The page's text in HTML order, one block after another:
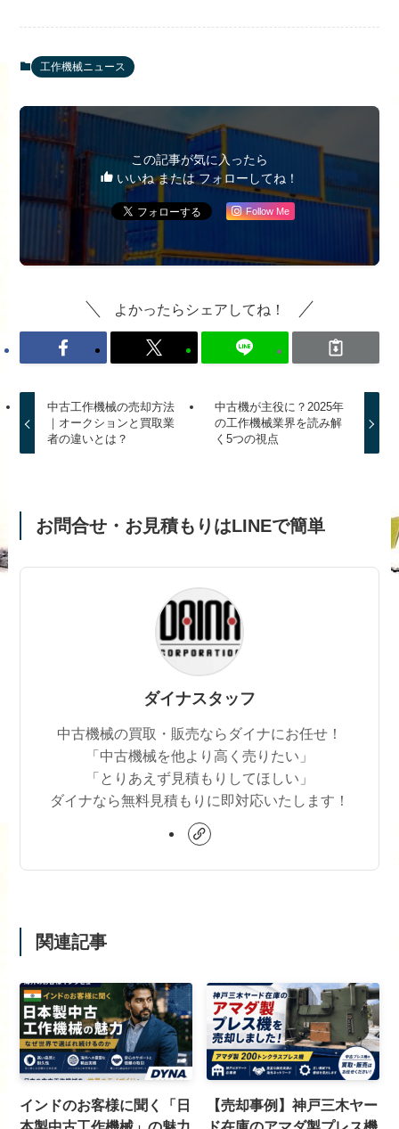
工作機械ニュース
この記事が気に入ったら
いいね または フォローしてね！
Follow Me
よかったらシェアしてね！
中古工作機械の売却方法
｜オークションと買取業
者の違いとは？
中古機が主役に？2025年
の工作機械業界を読み解
く5つの視点
お問合せ・お見積もりはLINEで簡単
ダイナスタッフ
中古機械の買取・販売ならダイナにお任せ！
「中古機械を他より高く売りたい」
「とりあえず見積もりしてほしい」
ダイナなら無料見積もりに即対応いたします！
関連記事
インドのお客様に聞く「日
【売却事例】神戸三木ヤー